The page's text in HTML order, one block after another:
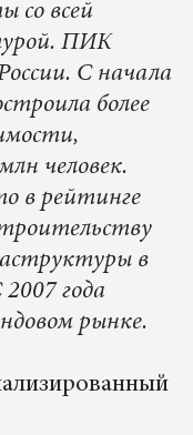
со всей
ПИК
С начала
более
человек.
в рейтинге
в
года
рынке.